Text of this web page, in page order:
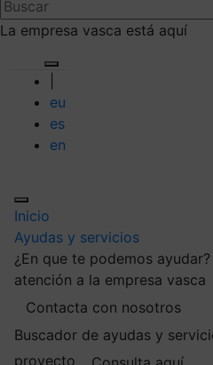
La empresa vasca está aquí
eu
es
en
Inicio
Ayudas y servicios
¿En que te podemos ayudar?
atención a la empresa vasca
Contacta con nosotros
Buscador de ayudas y
proyecto